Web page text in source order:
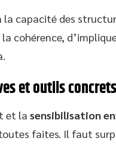
capacité des
cohérence,
et outils
et la sensibilisation
faites. Il faut